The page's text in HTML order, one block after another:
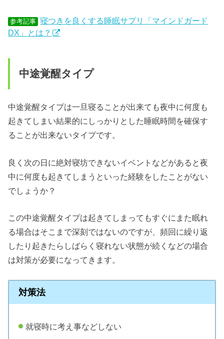
参考記事 寝つきを良くする睡眠サプリ「マインドガード
DX」とは？
中途覚醒タイプ
中途覚醒タイプは一旦寝ることが出来ても夜中に何度も
起きてしまい結果的にしっかりとした睡眠時間を確保す
ることが出来ないタイプです。
良く次の日に絶対寝坊できないイベントなどがあると夜
中に何度も起きてしまうといった経験をしたことがない
でしょうか？
この中途覚醒タイプは起きてしまってもすぐにまた眠れ
る場合はそこまで深刻ではないのですが、頻回に繰り返
したり起きたらしばらく寝れない状態が続くなどの場合
は対策が必要になってきます。
対策法
就寝時に考え事などしない